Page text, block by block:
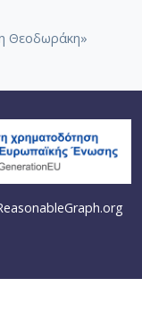
Θεοδωράκη»